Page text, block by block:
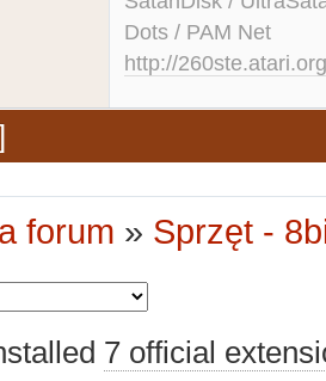
Dots / PAM Net
http://260ste.atari.org
forum » Sprzęt -
7 official